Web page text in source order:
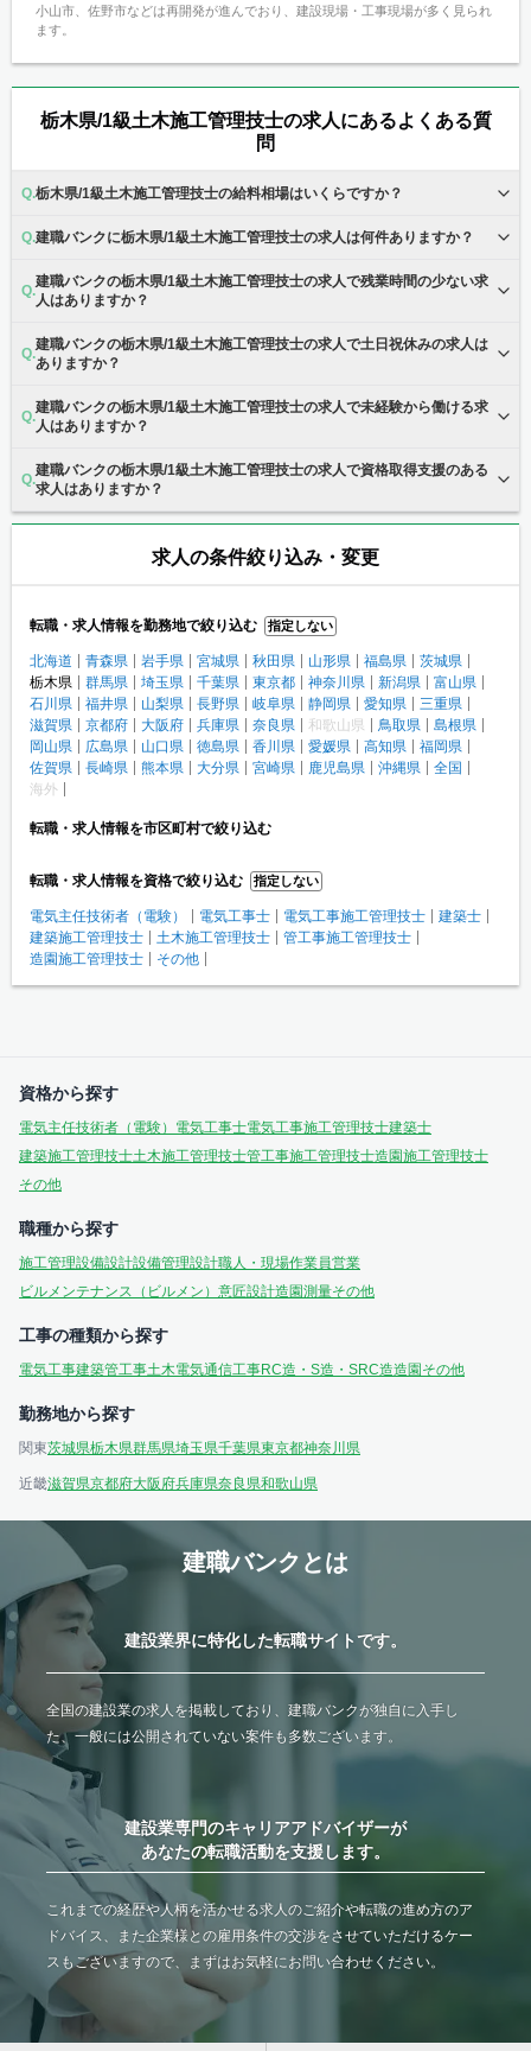
小山市、佐野市などは再開発が進んでおり、建設現場・工事現場が多く見られ
ます。
栃木県/1級土木施工管理技士の求人にあるよくある質
問
栃木県/1級土木施工管理技士の給料相場はいくらですか？
建職バンクに栃木県/1級土木施工管理技士の求人は何件ありますか？
建職バンクの栃木県/1級土木施工管理技士の求人で残業時間の少ない求
人はありますか？
建職バンクの栃木県/1級土木施工管理技士の求人で土日祝休みの求人は
ありますか？
建職バンクの栃木県/1級土木施工管理技士の求人で未経験から働ける求
人はありますか？
建職バンクの栃木県/1級土木施工管理技士の求人で資格取得支援のある
求人はありますか？
求人の条件絞り込み・変更
転職・求人情報を勤務地で絞り込む 指定しない
北海道 青森県 岩手県 宮城県 秋田県 山形県 福島県
茨城県
栃木県
群馬県 埼玉県 千葉県 東京都 神奈川県 新潟県
富山県
石川県
福井県 山梨県 長野県 岐阜県 静岡県 愛知県
三重県
滋賀県
京都府 大阪府 兵庫県 奈良県 和歌山県 鳥取県
島根県
岡山県
広島県 山口県 徳島県 香川県 愛媛県 高知県
福岡県
佐賀県
長崎県 熊本県 大分県 宮崎県 鹿児島県 沖縄県
全国
海外
転職・求人情報を市区町村で絞り込む
転職・求人情報を資格で絞り込む 指定しない
電気主任技術者（電験） 電気工事士 電気工事施工管理技士
建築士
建築施工管理技士
土木施工管理技士
管工事施工管理技士
造園施工管理技士
その他
資格から探す
電気主任技術者（電験） 電気工事士電気工事施工管理技士建築士
建築施工管理技士土木施工管理技士管工事施工管理技士造園施工管理技士
その他
職種から探す
施工管理設備設計設備管理設計職人・現場作業員営業
ビルメンテナンス（ビルメン） 意匠設計造園測量その他
工事の種類から探す
電気工事建築管工事土木電気通信工事RC造・S造・SRC造造園 その他
勤務地から探す
関東茨城県栃木県群馬県埼玉県千葉県東京都神奈川県
近畿滋賀県京都府大阪府兵庫県奈良県和歌山県
建職バンクとは
建設業界に特化した転職サイトです。
全国の建設業の求人を掲載しており、建職バンクが独自に入手し
た、一般には公開されていない案件も多数ございます。
建設業専門のキャリアアドバイザーが
あなたの転職活動を支援します。
これまでの経歴や人柄を活かせる求人のご紹介や転職の進め方のア
ドバイス、また企業様との雇用条件の交渉をさせていただけるケー
スもございますので、まずはお気軽にお問い合わせください。